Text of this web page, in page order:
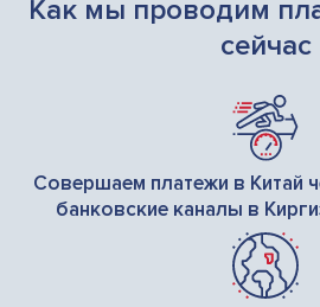
Как мы проводим
сейчас
Совершаем платежи в Китай
банковские каналы в